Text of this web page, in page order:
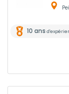
10 ans